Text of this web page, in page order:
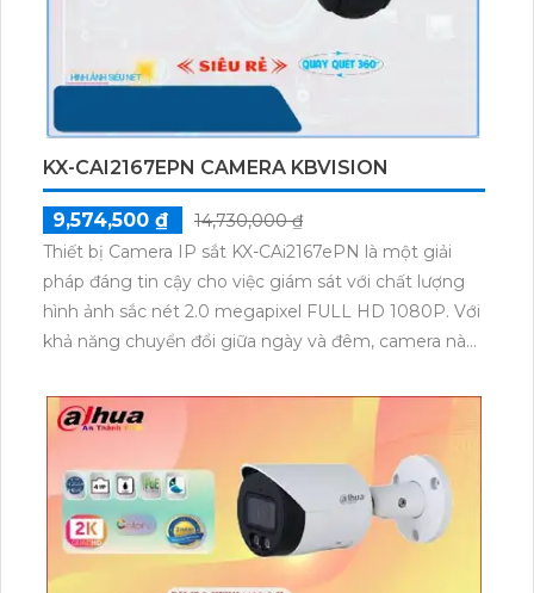
KX-CAI2167EPN CAMERA KBVISION
9,574,500 ₫
14,730,000 ₫
Thiết bị Camera IP sắt KX-CAi2167ePN là một giải
pháp đáng tin cậy cho việc giám sát với chất lượng
hình ảnh sắc nét 2.0 megapixel FULL HD 1080P. Với
khả năng chuyển đổi giữa ngày và đêm, camera này
năng quan sát ban đêm tới 100m. Với tiêu chuẩn
chống nước và bụi IP67, camera này hoàn hảo cho
việc lắp đặt trong các công trình. Điểm đặc biệt của
camera này là khả năng xoay 360 độ và zoom xem
xa mà không làm bể hình, đồng thời dễ dàng tích
hợp vào nhiều hệ thống.